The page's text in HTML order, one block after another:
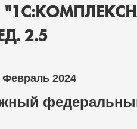
2.5
Февраль 2024